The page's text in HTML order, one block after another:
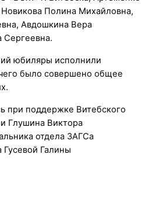
Полина Михайловна,
Авдошкина Вера
Сергеевна.
юбиляры исполнили
было совершено общее
при поддержке Витебского
Глушина Виктора
отдела ЗАГСа
Гусевой Галины